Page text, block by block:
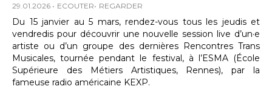
29.01.2026 ECOUTER REGARDER
Du 15 janvier au 5 mars, rendez-vous tous les jeudis et
vendredis pour découvrir une nouvelle session live d’un·e
artiste ou d’un groupe des dernières Rencontres Trans
Musicales, tournée pendant le festival, à l’ESMA (École
Supérieure des Métiers Artistiques, Rennes), par la
fameuse radio américaine KEXP.